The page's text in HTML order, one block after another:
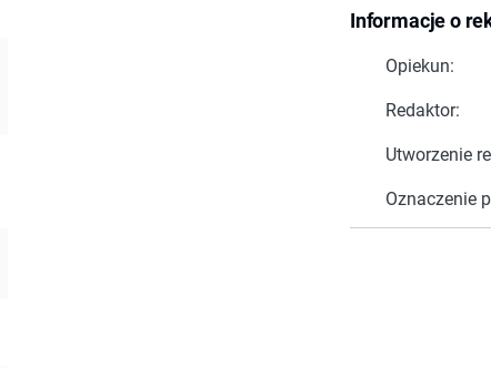
Informacje o
Opiekun:
Redaktor:
Utworzenie
Oznaczenie